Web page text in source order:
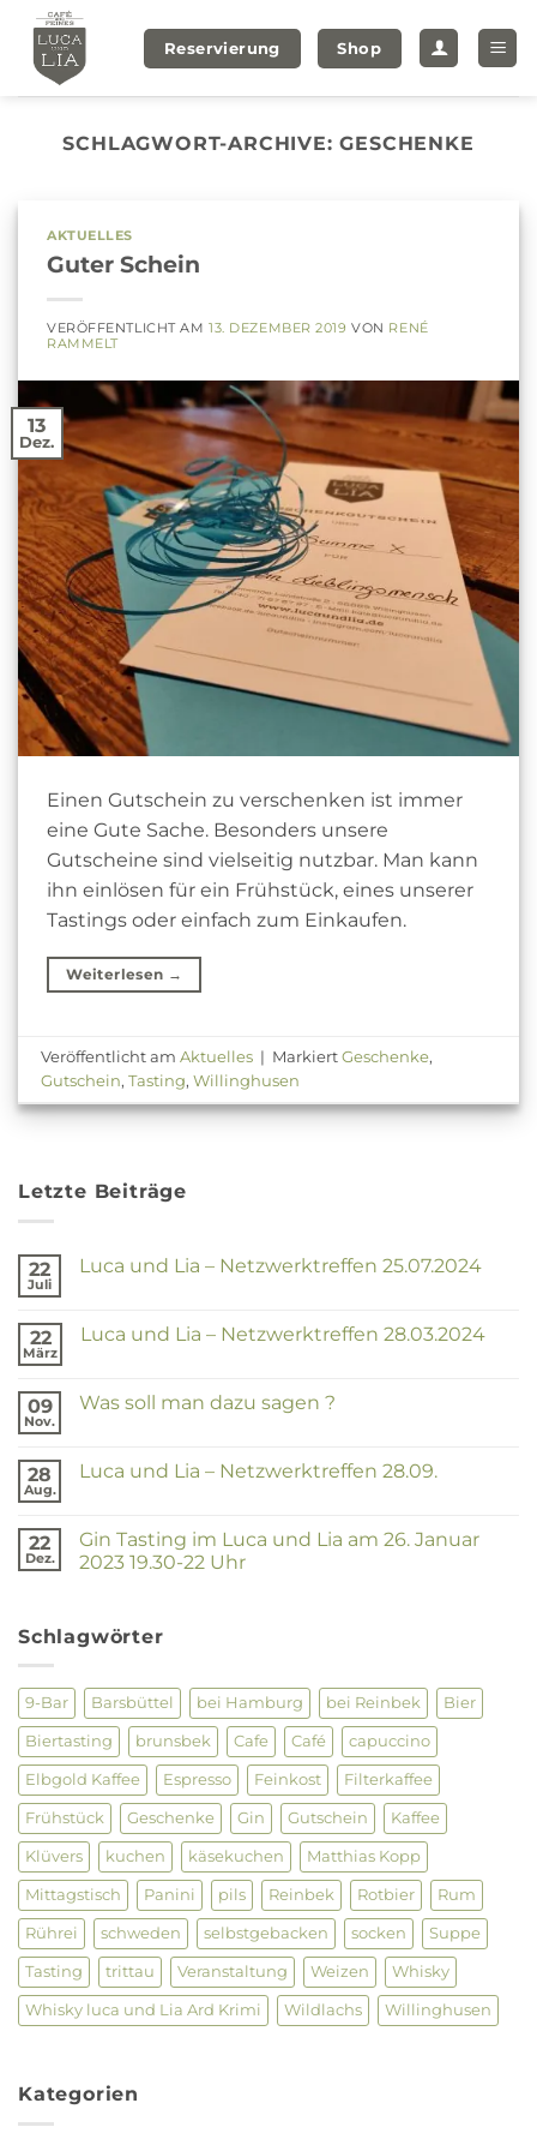
Zum
Inhalt
springen
Reservierung Shop
SCHLAGWORT-ARCHIVE:GESCHENKE
AKTUELLES
Guter Schein
VERÖFFENTLICHT AM13. DEZEMBER 2019 VON RENÉ
RAMMELT
13
Dez.
Einen Gutschein zu verschenken ist immer
eine Gute Sache. Besonders unsere
Gutscheine sind vielseitig nutzbar. Man kann
ihn einlösen für ein Frühstück, eines unserer
Tastings oder einfach zum Einkaufen.
Weiterlesen →
Veröffentlicht amAktuelles | MarkiertGeschenke,
Gutschein,Tasting,Willinghusen
Letzte Beiträge
22
Juli
Luca und Lia – Netzwerktreffen 25.07.2024
Luca
Netzwerktreffen
25.07.2024
22
März
Luca und Lia – Netzwerktreffen 28.03.2024
Luca
Netzwerktreffen
28.03.2024
09
Nov.
Was soll man dazu sagen ?
Was
sagen
?
28
Aug.
Luca und Lia – Netzwerktreffen 28.09.
Luca
und
Lia
22
Dez.
Gin Tasting im Luca und Lia am 26. Januar
2023 19.30-22 Uhr
Gin
Tasting
und
Lia
am
26.
Januar
2023
19.30-
22
Uhr
Schlagwörter
9-Bar Barsbüttel bei Hamburg bei Reinbek Bier
Biertasting brunsbek Cafe Café capuccino
Elbgold Kaffee Espresso Feinkost Filterkaffee
Frühstück Geschenke Gin Gutschein Kaffee
Klüvers kuchen käsekuchen Matthias Kopp
Mittagstisch Panini pils Reinbek Rotbier Rum
Rührei schweden selbstgebacken socken Suppe
Tasting trittau Veranstaltung Weizen Whisky
Whisky luca und Lia Ard Krimi Wildlachs Willinghusen
Kategorien